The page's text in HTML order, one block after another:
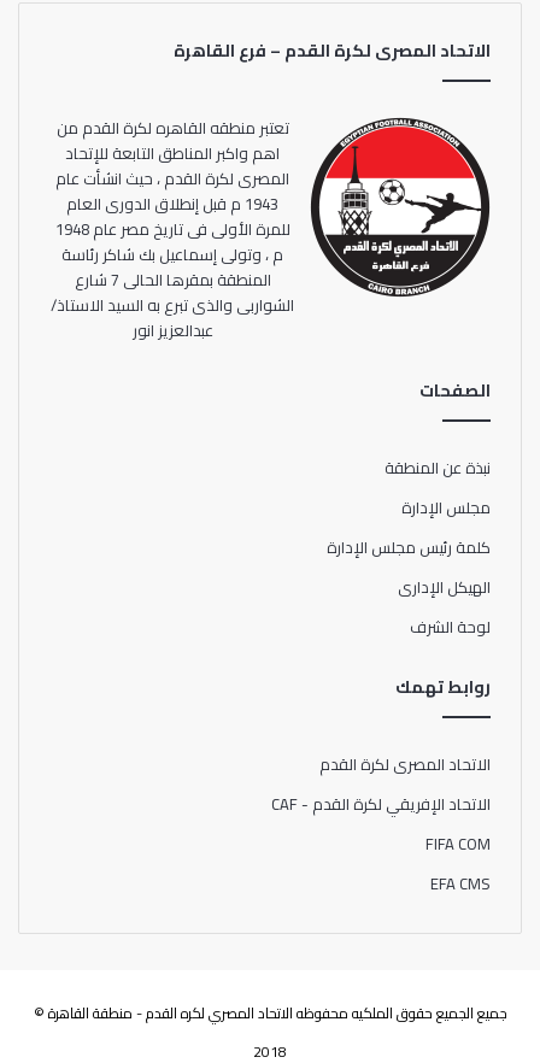
الاتحاد المصرى لكرة القدم – فرع القاهرة
تعتبر منطقه القاهره لكرة القدم من
اهم واكبر المناطق التابعة للإتحاد
المصرى لكرة القدم ، حيث انشأت عام
1943 م قبل إنطلاق الدورى العام
للمرة الأولى فى تاريخ مصر عام 1948
م ، وتولى إسماعيل بك شاكر رئاسة
المنطقة بمقرها الحالى 7 شارع
الشواربى والذى تبرع به السيد الاستاذ/
عبدالعزيز انور
الصفحات
نبذة عن المنطقة
مجلس الإدارة
كلمة رئيس مجلس الإدارة
الهيكل الإدارى
لوحة الشرف
روابط تهمك
الاتحاد المصرى لكرة القدم
الاتحاد الإفريقي لكرة القدم - CAF
FIFA COM
EFA CMS
جميع الجميع حقوق الملكيه محفوظه الاتحاد المصري لكره القدم - منطقة القاهرة ©
2018